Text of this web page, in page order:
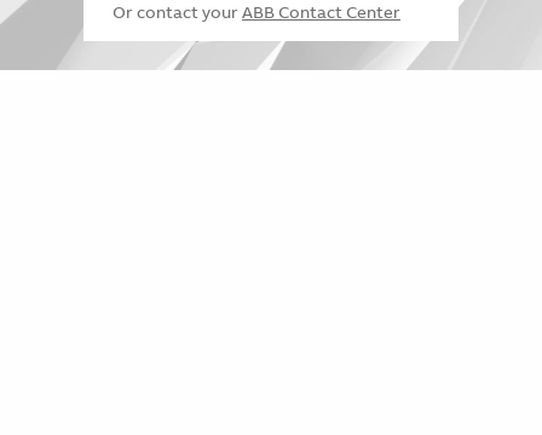
Or contact your ABB Contact Center